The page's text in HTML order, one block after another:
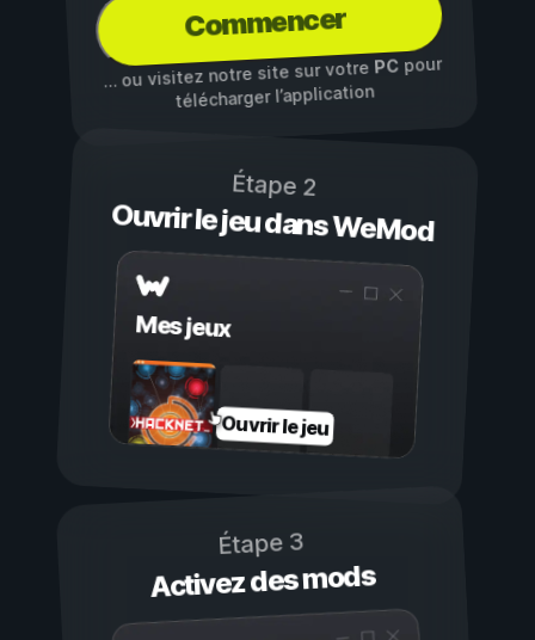
Commencer
… ou visitez notre site sur votre PCpour
télécharger l’application
Étape 2
Ouvrir le jeu dans WeMod
Mes jeux
Ouvrir le jeu
Étape 3
Activez des mods